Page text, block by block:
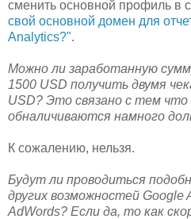
сменить основной профиль в
свой основной домен для
Analytics?".
Можно ли заработанную
1500 USD получить двумя
USD? Это связано с тем что
обналичиваются намного
К сожалению, нельзя.
Будут ли проводиться
других возможностей Google
AdWords? Если да, то как